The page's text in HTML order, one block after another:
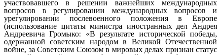
участвовавшего в решении важнейших международных
вопросов в регулировании международных вопросов и
урегулировании послевоенного положения в Европе
(использование цитаты министра иностранных дел Андрея
Андреевича Громыко: «В результате исторической победы,
одержанной советским народом в Великой Отечественной
войне, за Советским Союзом в мировых делах признан статус